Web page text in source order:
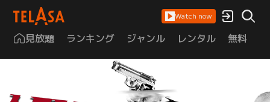
Watch now
見放題 ランキング ジャンル レンタル 無料